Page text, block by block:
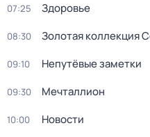
07:25 Здоровье
08:30 Золотая коллекция
09:10 Непутёвые заметки
09:30 Мечталлион
10:00 Новости